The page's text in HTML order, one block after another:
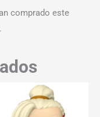
comprado este